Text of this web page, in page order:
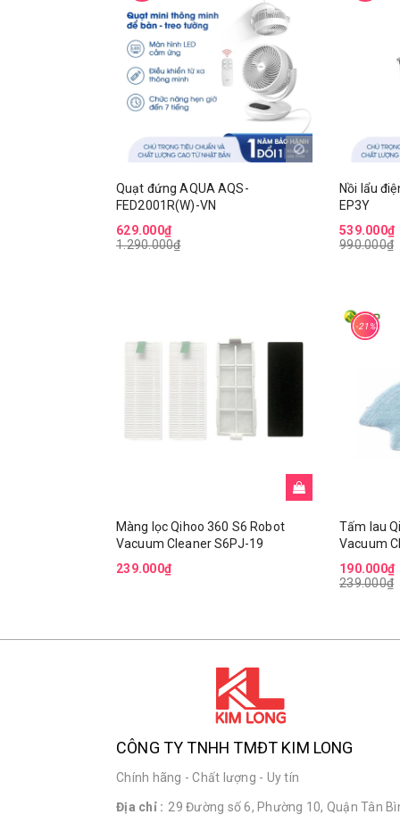
Quạt đứng AQUA AQS-
FED2001R(W)-VN
629.000₫
1.290.000₫
Nồi lẩu
EP3Y
539.000₫
990.000₫
Màng lọc Qihoo 360 S6 Robot
Vacuum Cleaner S6PJ-19
239.000₫
-21%
Tấm lau
Vacuum
190.000₫
239.000₫
CÔNG TY TNHH TMĐT KIM LONG
Chính hãng - Chất lượng - Uy tín
Địa chỉ : 29 Đường số 6, Phường 10, Quận Tân